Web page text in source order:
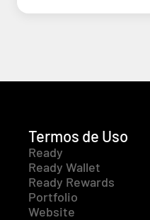
Termos de Uso
Ready
Ready Wallet
Ready Rewards
Portfolio
Website